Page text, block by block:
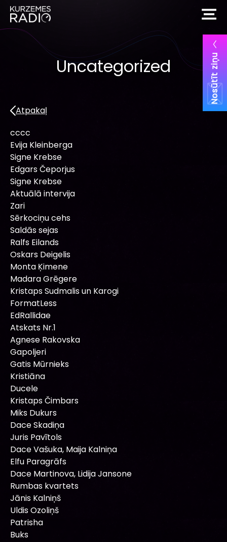
Nosūtīt ziņu
Uncategorized
Atpakaļ
cccc
Evija Kleinberga
Signe Krebse
Edgars Čeporjus
Signe Krebse
Aktuālā intervija
Zari
Sērkociņu cehs
Saldās sejas
Ralfs Eilands
Oskars Deigelis
Monta Ķimene
Madara Grēgere
Kristaps Sudmalis un Karogi
FormatLess
EdRallidae
Atskats Nr.1
Agnese Rakovska
Gapoljeri
Gatis Mūrnieks
Kristiāna
Ducele
Kristaps Čimbars
Miks Dukurs
Dace Skadiņa
Juris Pavītols
Dace Vašuka, Maija Kalniņa
Elfu Paragrāfs
Dace Martinova, Lidija Jansone
Rumbas kvartets
Jānis Kalniņš
Uldis Ozoliņš
Patrisha
Buks